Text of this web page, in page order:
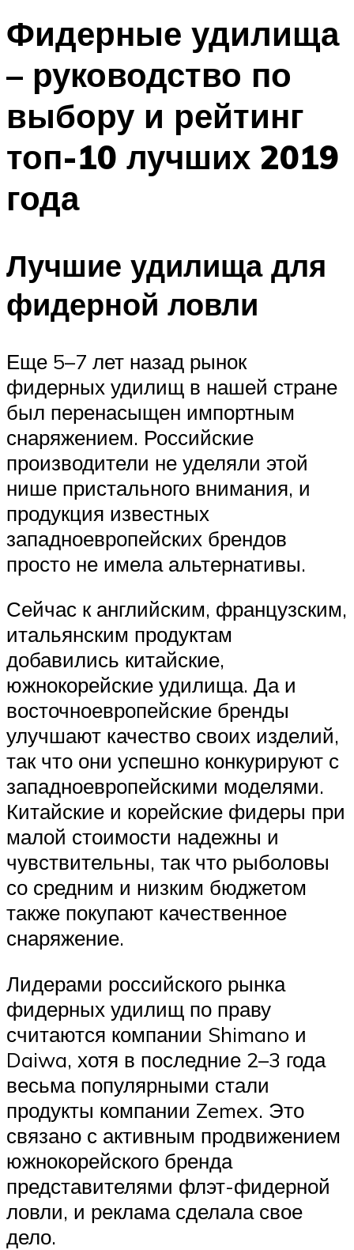
Фидерные удилища
– руководство по
выбору и рейтинг
топ-10 лучших 2019
года
Лучшие удилища для
фидерной ловли
Еще 5–7 лет назад рынок
фидерных удилищ в нашей стране
был перенасыщен импортным
снаряжением. Российские
производители не уделяли этой
нише пристального внимания, и
продукция известных
западноевропейских брендов
просто не имела альтернативы.
Сейчас к английским, французским,
итальянским продуктам
добавились китайские,
южнокорейские удилища. Да и
восточноевропейские бренды
улучшают качество своих изделий,
так что они успешно конкурируют с
западноевропейскими моделями.
Китайские и корейские фидеры при
малой стоимости надежны и
чувствительны, так что рыболовы
со средним и низким бюджетом
также покупают качественное
снаряжение.
Лидерами российского рынка
фидерных удилищ по праву
считаются компании Shimano и
Daiwa, хотя в последние 2–3 года
весьма популярными стали
продукты компании Zemex. Это
связано с активным продвижением
южнокорейского бренда
представителями флэт-фидерной
ловли, и реклама сделала свое
дело.